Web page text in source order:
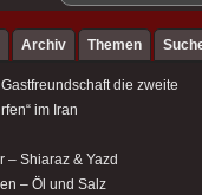
Archiv Themen
die zweite
im Iran
– Shiaraz & Yazd
– Öl und Salz